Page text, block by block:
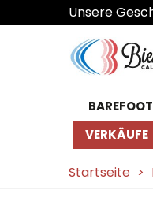
Unsere
BAREFOOT
VERKÄUFE
Startseite >